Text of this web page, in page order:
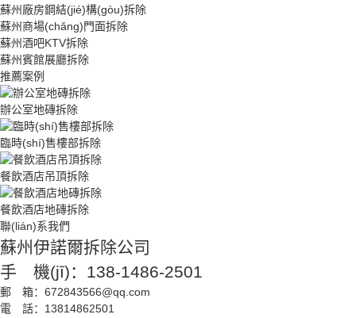
蘇州廠房鋼結(jié)構(gòu)拆除
蘇州商場(chǎng)門面拆除
蘇州酒吧KTV拆除
蘇州賓館展廳拆除
推薦案例
辦公室地磚拆除
臨時(shí)售樓部拆除
餐飲酒店吊頂拆除
餐飲酒店地磚拆除
聯(lián)系我們
蘇州伊諾爾拆除公司
手 機(jī)：138-1486-2501
郵 箱：672843566@qq.com
電 話：13814862501